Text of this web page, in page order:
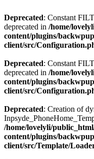
Deprecated: Constant
deprecated in /home/
content/plugins/
client/src/
Deprecated: Constant
deprecated in /home/
content/plugins/
client/src/
Deprecated: Creation of
/home/lovelyli/
content/plugins/
client/src/Template/